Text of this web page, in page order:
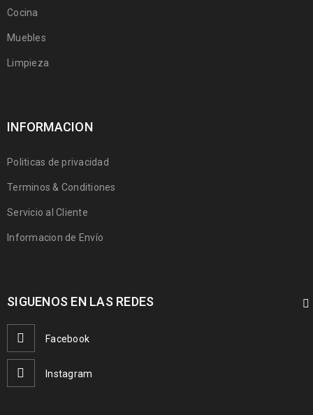
Cocina
Muebles
Limpieza
INFORMACION
Politicas de privacidad
Terminos & Conditiones
Servicio al Cliente
Informacion de Envío
SIGUENOS EN LAS REDES
Facebook
Instagram